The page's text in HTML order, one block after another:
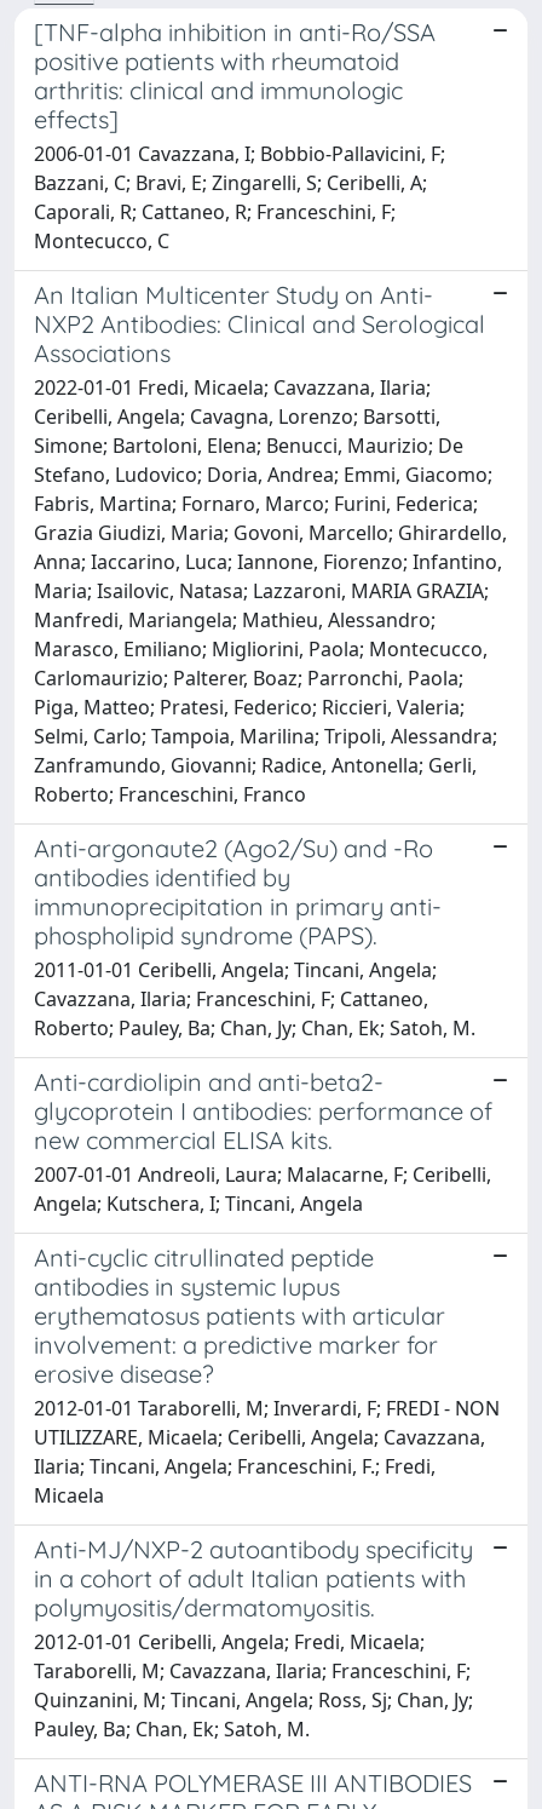
[TNF-alpha inhibition in anti-Ro/SSA
positive patients with rheumatoid
arthritis: clinical and immunologic
effects]
2006-01-01 Cavazzana, I; Bobbio-Pallavicini, F;
Bazzani, C; Bravi, E; Zingarelli, S; Ceribelli, A;
Caporali, R; Cattaneo, R; Franceschini, F;
Montecucco, C
An Italian Multicenter Study on Anti-
NXP2 Antibodies: Clinical and Serological
Associations
2022-01-01 Fredi, Micaela; Cavazzana, Ilaria;
Ceribelli, Angela; Cavagna, Lorenzo; Barsotti,
Simone; Bartoloni, Elena; Benucci, Maurizio; De
Stefano, Ludovico; Doria, Andrea; Emmi, Giacomo;
Fabris, Martina; Fornaro, Marco; Furini, Federica;
Grazia Giudizi, Maria; Govoni, Marcello; Ghirardello,
Anna; Iaccarino, Luca; Iannone, Fiorenzo; Infantino,
Maria; Isailovic, Natasa; Lazzaroni, MARIA GRAZIA;
Manfredi, Mariangela; Mathieu, Alessandro;
Marasco, Emiliano; Migliorini, Paola; Montecucco,
Carlomaurizio; Palterer, Boaz; Parronchi, Paola;
Piga, Matteo; Pratesi, Federico; Riccieri, Valeria;
Selmi, Carlo; Tampoia, Marilina; Tripoli, Alessandra;
Zanframundo, Giovanni; Radice, Antonella; Gerli,
Roberto; Franceschini, Franco
Anti-argonaute2 (Ago2/Su) and -Ro
antibodies identified by
immunoprecipitation in primary anti-
phospholipid syndrome (PAPS).
2011-01-01 Ceribelli, Angela; Tincani, Angela;
Cavazzana, Ilaria; Franceschini, F; Cattaneo,
Roberto; Pauley, Ba; Chan, Jy; Chan, Ek; Satoh, M.
Anti-cardiolipin and anti-beta2-
glycoprotein I antibodies: performance of
new commercial ELISA kits.
2007-01-01 Andreoli, Laura; Malacarne, F; Ceribelli,
Angela; Kutschera, I; Tincani, Angela
Anti-cyclic citrullinated peptide
antibodies in systemic lupus
erythematosus patients with articular
involvement: a predictive marker for
erosive disease?
2012-01-01 Taraborelli, M; Inverardi, F; FREDI - NON
UTILIZZARE, Micaela; Ceribelli, Angela; Cavazzana,
Ilaria; Tincani, Angela; Franceschini, F.; Fredi,
Micaela
Anti-MJ/NXP-2 autoantibody specificity
in a cohort of adult Italian patients with
polymyositis/dermatomyositis.
2012-01-01 Ceribelli, Angela; Fredi, Micaela;
Taraborelli, M; Cavazzana, Ilaria; Franceschini, F;
Quinzanini, M; Tincani, Angela; Ross, Sj; Chan, Jy;
Pauley, Ba; Chan, Ek; Satoh, M.
ANTI-RNA POLYMERASE III ANTIBODIES